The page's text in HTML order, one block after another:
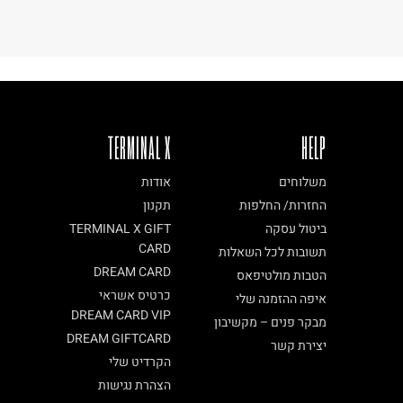
TERMINAL X
אודות
תקנון
TERMINAL X GIFT
CARD
DREAM CARD
כרטיס אשראי
DREAM CARD VIP
DREAM GIFTCARD
הקרדיט שלי
הצהרת נגישות
HELP
משלוחים
החזרות/ החלפות
ביטול עסקה
תשובות לכל השאלות
הטבות מולטיפאס
איפה ההזמנה שלי
מבקר פנים – מקשיבון
יצירת קשר